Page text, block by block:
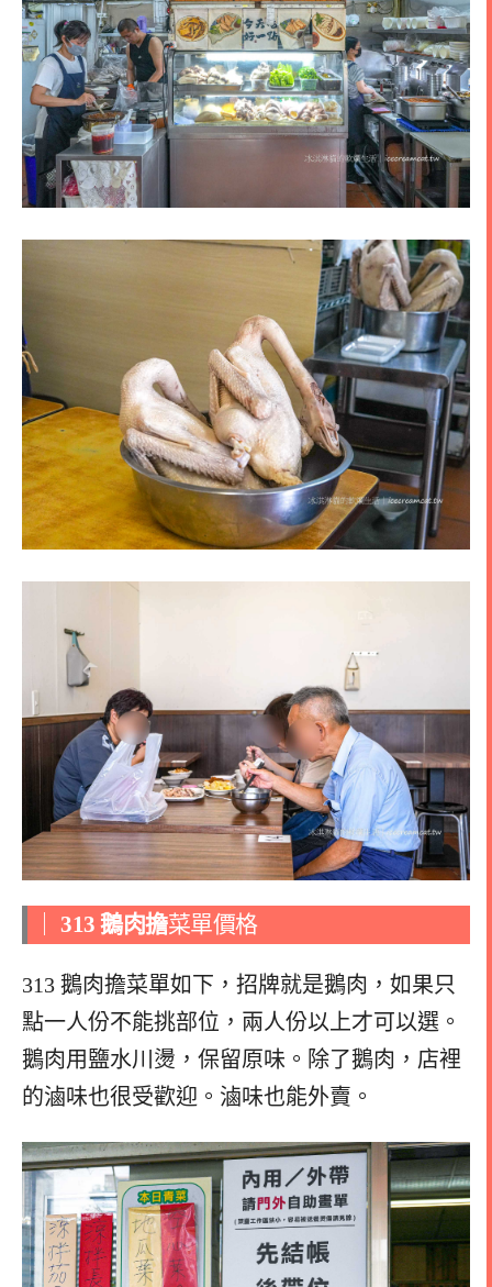
313 鵝肉擔菜單價格
313 鵝肉擔菜單如下，招牌就是鵝肉，如果只
點一人份不能挑部位，兩人份以上才可以選。
鵝肉用鹽水川燙，保留原味。除了鵝肉，店裡
的滷味也很受歡迎。滷味也能外賣。